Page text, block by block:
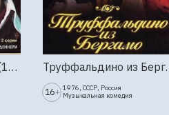
Дон Сезар де Базан (1989г., Ленфильм, 2 серии)
16+ 1976, СССР, Россия
Музыкальная комедия